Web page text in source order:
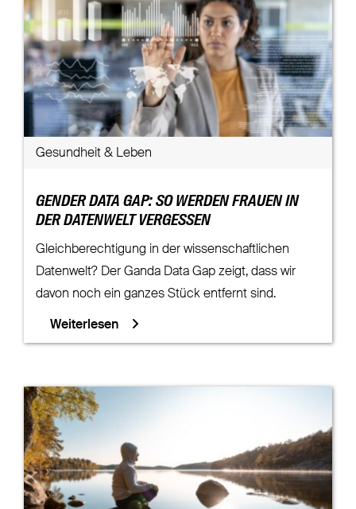
Gesundheit & Leben
GENDER DATA GAP: SO WERDEN FRAUEN IN
DER DATENWELT VERGESSEN
Gleichberechtigung in der wissenschaftlichen
Datenwelt? Der Ganda Data Gap zeigt, dass wir
davon noch ein ganzes Stück entfernt sind.
Weiterlesen